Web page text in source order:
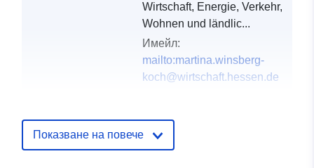
Wirtschaft, Energie, Verkehr,
Wohnen und ländlic...
Имейл:
mailto:martina.winsberg-
koch@wirtschaft.hessen.de
запис:
February 2026
Актуализирана на
Показване на повече